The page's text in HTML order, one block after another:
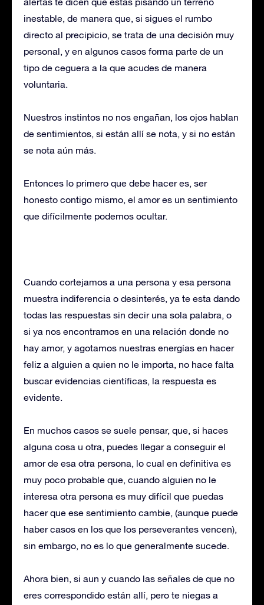
inestable, de manera que, si sigues el rumbo
directo al precipicio, se trata de una decisión muy
personal, y en algunos casos forma parte de un
tipo de ceguera a la que acudes de manera
voluntaria.
Nuestros instintos no nos engañan, los ojos hablan
de sentimientos, si están allí se nota, y si no están
se nota aún más.
Entonces lo primero que debe hacer es, ser
honesto contigo mismo, el amor es un sentimiento
que difícilmente podemos ocultar.
Cuando cortejamos a una persona y esa persona
muestra indiferencia o desinterés, ya te esta dando
todas las respuestas sin decir una sola palabra, o
si ya nos encontramos en una relación donde no
hay amor, y agotamos nuestras energías en hacer
feliz a alguien a quien no le importa, no hace falta
buscar evidencias científicas, la respuesta es
evidente.
En muchos casos se suele pensar, que, si haces
alguna cosa u otra, puedes llegar a conseguir el
amor de esa otra persona, lo cual en definitiva es
muy poco probable que, cuando alguien no le
interesa otra persona es muy difícil que puedas
hacer que ese sentimiento cambie, (aunque puede
haber casos en los que los perseverantes vencen),
sin embargo, no es lo que generalmente sucede.
Ahora bien, si aun y cuando las señales de que no
eres correspondido están allí, pero te niegas a